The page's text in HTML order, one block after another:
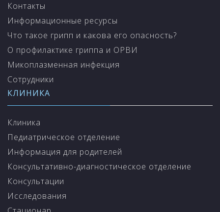
Контакты
Информационные ресурсы
Что такое грипп и какова его опасность?
О профилактике гриппа и ОРВИ
Микоплазменная инфекция
Сотрудники
КЛИНИКА
Клиника
Педиатрическое отделение
Информация для родителей
Консультативно-диагностическое отделение
Консультации
Исследования